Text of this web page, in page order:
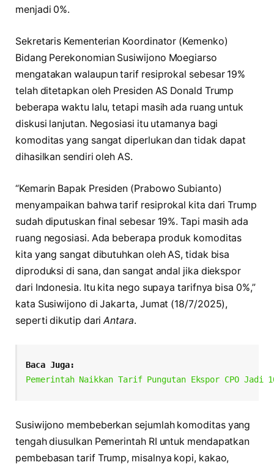
menjadi 0%.
Sekretaris Kementerian Koordinator (Kemenko)
Bidang Perekonomian Susiwijono Moegiarso
mengatakan walaupun tarif resiprokal sebesar 19%
telah ditetapkan oleh Presiden AS Donald Trump
beberapa waktu lalu, tetapi masih ada ruang untuk
diskusi lanjutan. Negosiasi itu utamanya bagi
komoditas yang sangat diperlukan dan tidak dapat
dihasilkan sendiri oleh AS.
“Kemarin Bapak Presiden (Prabowo Subianto)
menyampaikan bahwa tarif resiprokal kita dari Trump
sudah diputuskan final sebesar 19%. Tapi masih ada
ruang negosiasi. Ada beberapa produk komoditas
kita yang sangat dibutuhkan oleh AS, tidak bisa
diproduksi di sana, dan sangat andal jika diekspor
dari Indonesia. Itu kita nego supaya tarifnya bisa 0%,”
kata Susiwijono di Jakarta, Jumat (18/7/2025),
seperti dikutip dariAntara.
Baca Juga:
Pemerintah Naikkan Tarif Pungutan Ekspor CPO Jadi
Susiwijono membeberkan sejumlah komoditas yang
tengah diusulkan Pemerintah RI untuk mendapatkan
pembebasan tarif Trump, misalnya kopi, kakao,